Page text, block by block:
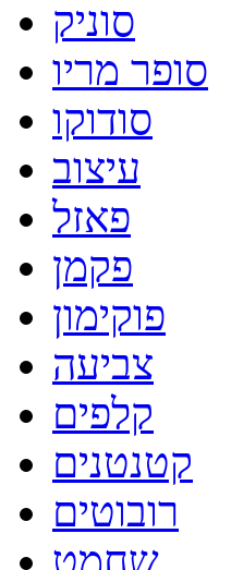
סוניק
סופר מריו
סודוקו
עיצוב
פאזל
פקמן
פוקימון
צביעה
קלפים
קטנטנים
רובוטים
שחמט